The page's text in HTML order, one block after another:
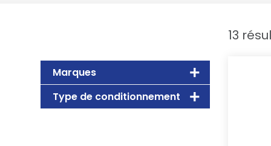
Marques
Type de conditionnement
13